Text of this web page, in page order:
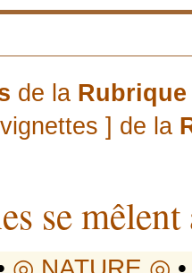
de la Rubrique
] de la
se